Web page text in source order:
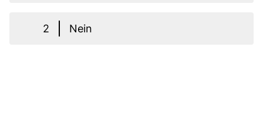
2 Nein